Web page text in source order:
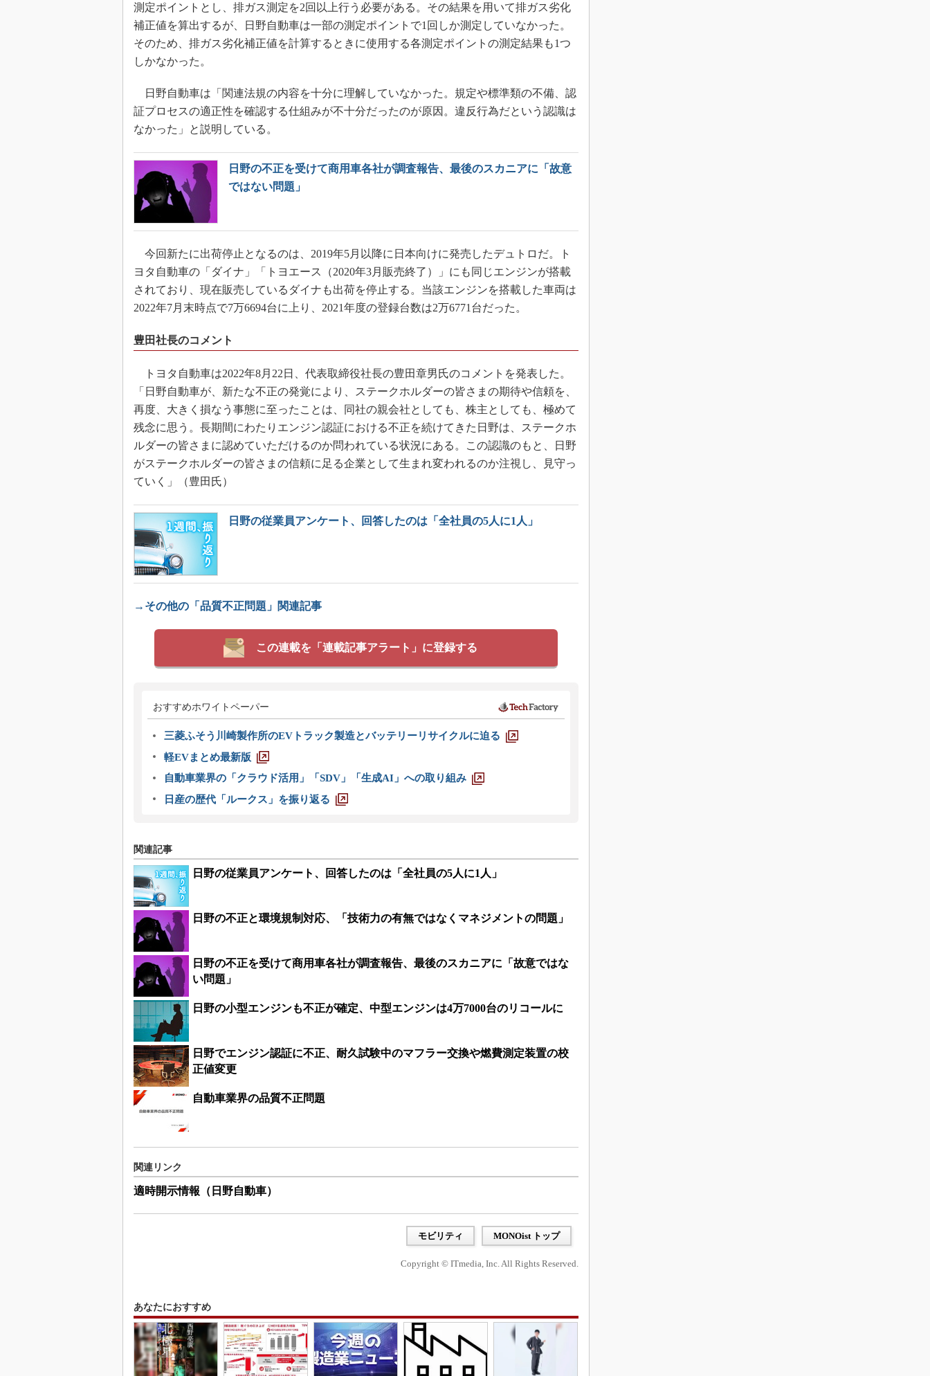
測定ポイントとし、排ガス測定を2回以上行う必要がある。その結果を用いて排ガス劣化
補正値を算出するが、日野自動車は一部の測定ポイントで1回しか測定していなかった。
そのため、排ガス劣化補正値を計算するときに使用する各測定ポイントの測定結果も1つ
しかなかった。
日野自動車は「関連法規の内容を十分に理解していなかった。規定や標準類の不備、認
証プロセスの適正性を確認する仕組みが不十分だったのが原因。違反行為だという認識は
なかった」と説明している。
日野の不正を受けて商用車各社が調査報告、最後のスカニアに「故意
ではない問題」
今回新たに出荷停止となるのは、2019年5月以降に日本向けに発売したデュトロだ。ト
ヨタ自動車の「ダイナ」「トヨエース（2020年3月販売終了）」にも同じエンジンが搭載
されており、現在販売しているダイナも出荷を停止する。当該エンジンを搭載した車両は
2022年7月末時点で7万6694台に上り、2021年度の登録台数は2万6771台だった。
豊田社長のコメント
トヨタ自動車は2022年8月22日、代表取締役社長の豊田章男氏のコメントを発表した。
「日野自動車が、新たな不正の発覚により、ステークホルダーの皆さまの期待や信頼を、
再度、大きく損なう事態に至ったことは、同社の親会社としても、株主としても、極めて
残念に思う。長期間にわたりエンジン認証における不正を続けてきた日野は、ステークホ
ルダーの皆さまに認めていただけるのか問われている状況にある。この認識のもと、日野
がステークホルダーの皆さまの信頼に足る企業として生まれ変われるのか注視し、見守っ
ていく」（豊田氏）
日野の従業員アンケート、回答したのは「全社員の5人に1人」
→その他の「品質不正問題」関連記事
この連載を「連載記事アラート」に登録する
おすすめホワイトペーパー
三菱ふそう川崎製作所のEVトラック製造とバッテリーリサイクルに迫る
軽EVまとめ最新版
自動車業界の「クラウド活用」「SDV」「生成AI」への取り組み
日産の歴代「ルークス」を振り返る
関連記事
日野の従業員アンケート、回答したのは「全社員の5人に1人」
日野の不正と環境規制対応、「技術力の有無ではなくマネジメントの問題」
日野の不正を受けて商用車各社が調査報告、最後のスカニアに「故意ではな
い問題」
日野の小型エンジンも不正が確定、中型エンジンは4万7000台のリコールに
日野でエンジン認証に不正、耐久試験中のマフラー交換や燃費測定装置の校
正値変更
自動車業界の品質不正問題
関連リンク
適時開示情報（日野自動車）
モビリティ MONOist トップ
Copyright © ITmedia, Inc. All Rights Reserved.
あなたにおすすめ